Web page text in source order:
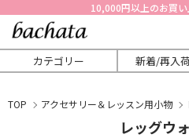
10,000円以上のお買い
カテゴリー 新着/再入
TOP アクセサリー＆レッスン用小物
レッグウ